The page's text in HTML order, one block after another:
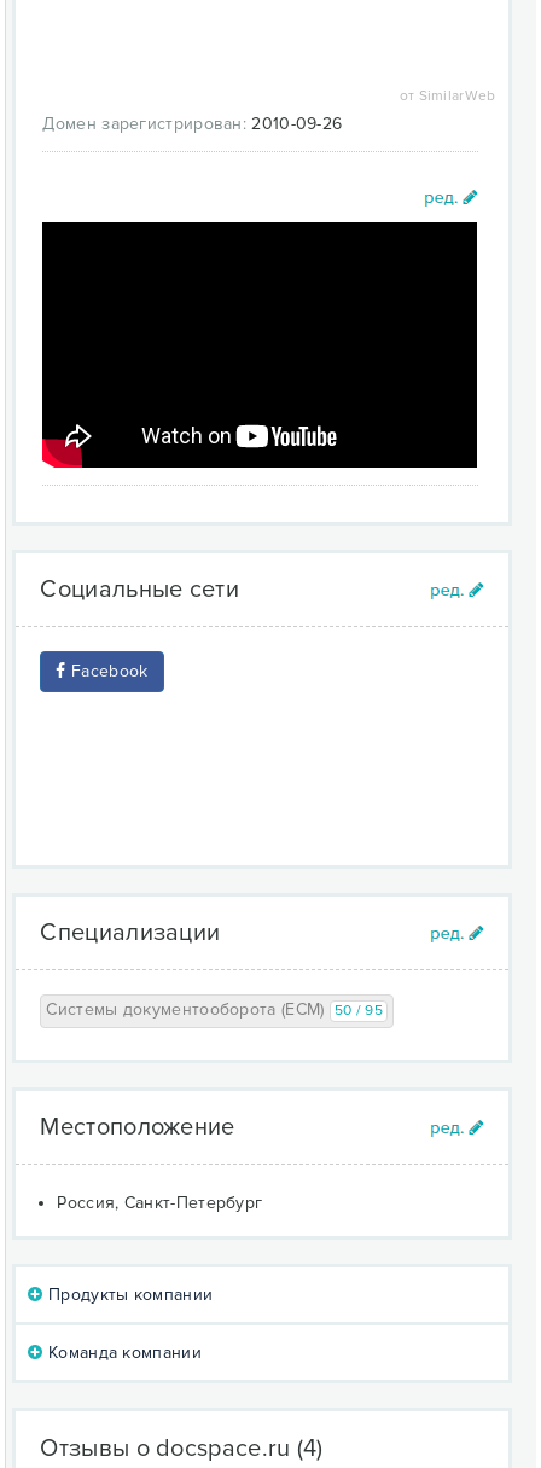
модульная архитектура - еще одна сильная
сторона системы. Ненужные функции легко
от SimilarWeb
Домен зарегистрирован: 2010-09-26
Социальные сети
Facebook
Специализации
Системы документооборота (ECM) 50 / 95
Местоположение
Россия, Санкт-Петербург
Продукты компании
Команда компании
Отзывы о docspace.ru (4)